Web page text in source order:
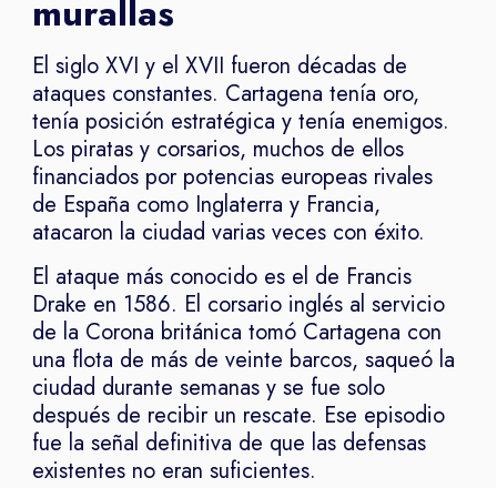
murallas
El siglo XVI y el XVII fueron décadas de
ataques constantes. Cartagena tenía oro,
tenía posición estratégica y tenía enemigos.
Los piratas y corsarios, muchos de ellos
financiados por potencias europeas rivales
de España como Inglaterra y Francia,
atacaron la ciudad varias veces con éxito.
El ataque más conocido es el de Francis
Drake en 1586. El corsario inglés al servicio
de la Corona británica tomó Cartagena con
una flota de más de veinte barcos, saqueó la
ciudad durante semanas y se fue solo
después de recibir un rescate. Ese episodio
fue la señal definitiva de que las defensas
existentes no eran suficientes.